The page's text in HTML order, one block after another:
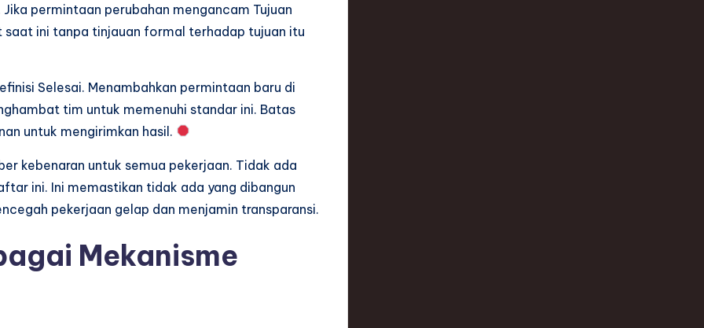
permintaan perubahan mengancam Tujuan
ini tanpa tinjauan formal terhadap tujuan itu
Selesai. Menambahkan permintaan baru di
tim untuk memenuhi standar ini. Batas
untuk mengirimkan hasil.
kebenaran untuk semua pekerjaan. Tidak ada
ini. Ini memastikan tidak ada yang dibangun
pekerjaan gelap dan menjamin transparansi.
Mekanisme